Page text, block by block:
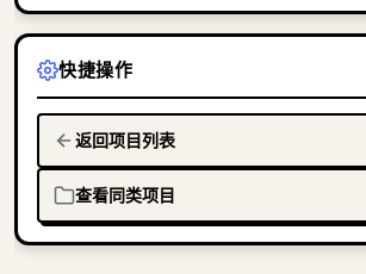
快捷操作
返回项目列表
查看同类项目